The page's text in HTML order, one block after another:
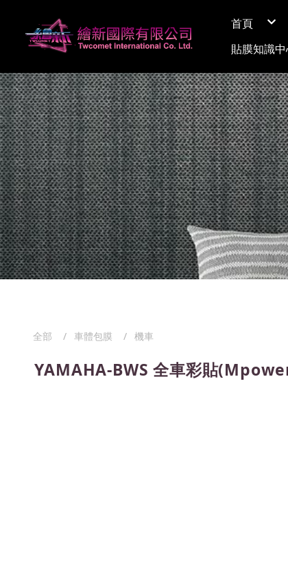
首頁
媒體採訪
展間資訊
貼膜知識
YAMAHA-BWS 全車彩貼
全部 車體包膜 機車